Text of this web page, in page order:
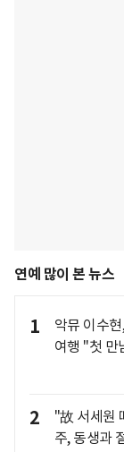
연예 많이 본 뉴스
1
악뮤 이수
여행 "첫 만
2
"故 서세원
주, 동생과